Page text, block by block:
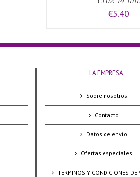
€5.40
LA EMPRESA
Sobre nosotros
Contacto
Datos de envío
Ofertas especiales
TÉRMINOS Y CONDICIONES DE